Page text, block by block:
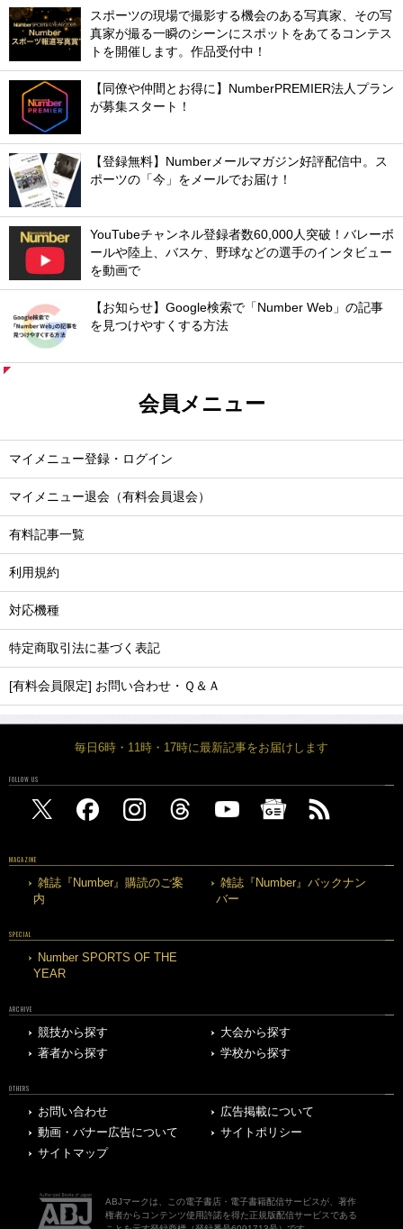
スポーツの現場で撮影する機会のある写真家、その写
真家が撮る一瞬のシーンにスポットをあてるコンテス
トを開催します。作品受付中！
【同僚や仲間とお得に】NumberPREMIER法人プラン
が募集スタート！
【登録無料】Numberメールマガジン好評配信中。ス
ポーツの「今」をメールでお届け！
YouTubeチャンネル登録者数60,000人突破！バレーボ
ールや陸上、バスケ、野球などの選手のインタビュー
を動画で
【お知らせ】Google検索で「Number Web」の記事
を見つけやすくする方法
会員メニュー
マイメニュー登録・ログイン
マイメニュー退会（有料会員退会）
有料記事一覧
利用規約
対応機種
特定商取引法に基づく表記
[有料会員限定] お問い合わせ・Ｑ＆Ａ
毎日6時・11時・17時に最新記事をお届けします
FOLLOW US
MAGAZINE
雑誌『Number』購読のご案
内
雑誌『Number』バックナン
バー
SPECIAL
Number SPORTS OF THE
YEAR
ARCHIVE
競技から探す
大会から探す
著者から探す
学校から探す
OTHERS
お問い合わせ
広告掲載について
動画・バナー広告について
サイトポリシー
サイトマップ
ABJマークは、この電子書店・電子書籍配信サービスが、著作
権者からコンテンツ使用許諾を得た正規版配信サービスである